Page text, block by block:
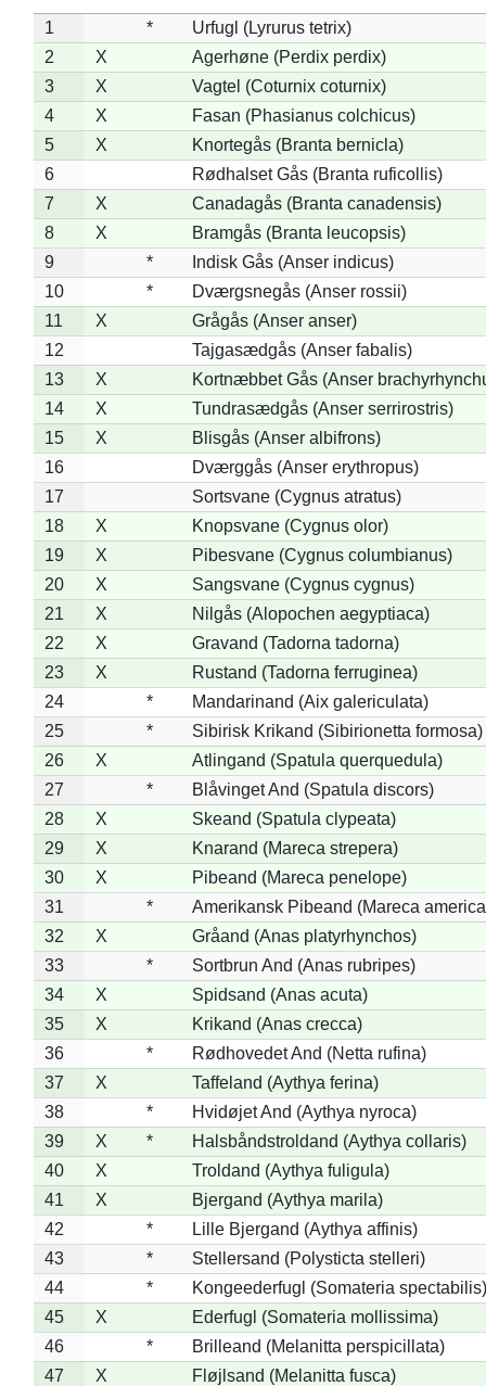
1 *
Urfugl (Lyrurus tetrix)
2
X
Agerhøne (Perdix perdix)
3
X
Vagtel (Coturnix coturnix)
4
X
Fasan (Phasianus colchicus)
5
X
Knortegås (Branta bernicla)
6
Rødhalset Gås (Branta ruficollis)
7
X
Canadagås (Branta canadensis)
8
X
Bramgås (Branta leucopsis)
9
*
Indisk Gås (Anser indicus)
10
*
Dværgsnegås (Anser rossii)
11
X
Grågås (Anser anser)
12
Tajgasædgås (Anser fabalis)
13
X
Kortnæbbet Gås (Anser
14
X
Tundrasædgås (Anser serrirostris)
15
X
Blisgås (Anser albifrons)
16
Dværggås (Anser erythropus)
17
Sortsvane (Cygnus atratus)
18
X
Knopsvane (Cygnus olor)
19
X
Pibesvane (Cygnus columbianus)
20
X
Sangsvane (Cygnus cygnus)
21
X
Nilgås (Alopochen aegyptiaca)
22
X
Gravand (Tadorna tadorna)
23
X
Rustand (Tadorna ferruginea)
24
*
Mandarinand (Aix galericulata)
25
*
Sibirisk Krikand (Sibirionetta formosa)
26
X
Atlingand (Spatula querquedula)
27
*
Blåvinget And (Spatula discors)
28
X
Skeand (Spatula clypeata)
29
X
Knarand (Mareca strepera)
30
X
Pibeand (Mareca penelope)
31
*
Amerikansk Pibeand (Mareca
32
X
Gråand (Anas platyrhynchos)
33
*
Sortbrun And (Anas rubripes)
34
X
Spidsand (Anas acuta)
35
X
Krikand (Anas crecca)
36
*
Rødhovedet And (Netta rufina)
37
X
Taffeland (Aythya ferina)
38
*
Hvidøjet And (Aythya nyroca)
39
X *
Halsbåndstroldand (Aythya collaris)
40
X
Troldand (Aythya fuligula)
41
X
Bjergand (Aythya marila)
42
*
Lille Bjergand (Aythya affinis)
43
*
Stellersand (Polysticta stelleri)
44
*
Kongeederfugl (Somateria spectabilis)
45
X
Ederfugl (Somateria mollissima)
46
*
Brilleand (Melanitta perspicillata)
47
X
Fløjlsand (Melanitta fusca)